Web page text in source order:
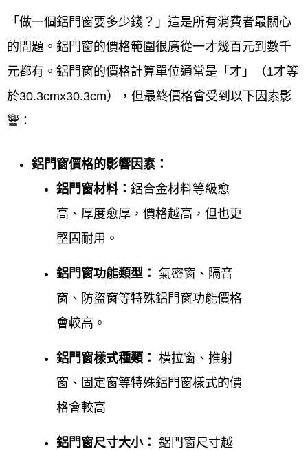
聯絡方式與資訊
行動電話：0952696696。
Email： win82015566@gmail.com。
官方LINE ID：0952-696-696透過電話加入好
友進行線上估價與諮詢。
營業時間:
週一至週五 08:00-17:00
週六可預約 08:00-17:00
Google 評價：5.0顆星
「做一個鋁門窗要多少錢？」這是所有消費者最關心
的問題。鋁門窗的價格範圍很廣從一才幾百元到數千
元都有。鋁門窗的價格計算單位通常是「才」（1才等
於30.3cmx30.3cm），但最終價格會受到以下因素影
響：
鋁門窗價格的影響因素：
鋁門窗材料： 鋁合金材料等級愈
高、厚度愈厚，價格越高，但也更
堅固耐用。
鋁門窗功能類型：
氣密窗、隔音
窗、防盜窗等特殊鋁門窗功能價格
會較高。
鋁門窗樣式種類： 橫拉窗、推射
窗、固定窗等特殊鋁門窗樣式的價
格會較高
鋁門窗尺寸大小： 鋁門窗尺寸越